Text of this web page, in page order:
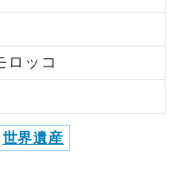
ロッコ
世界遺産
指定なので、ご出発の計
です。
ルを指定したコースで